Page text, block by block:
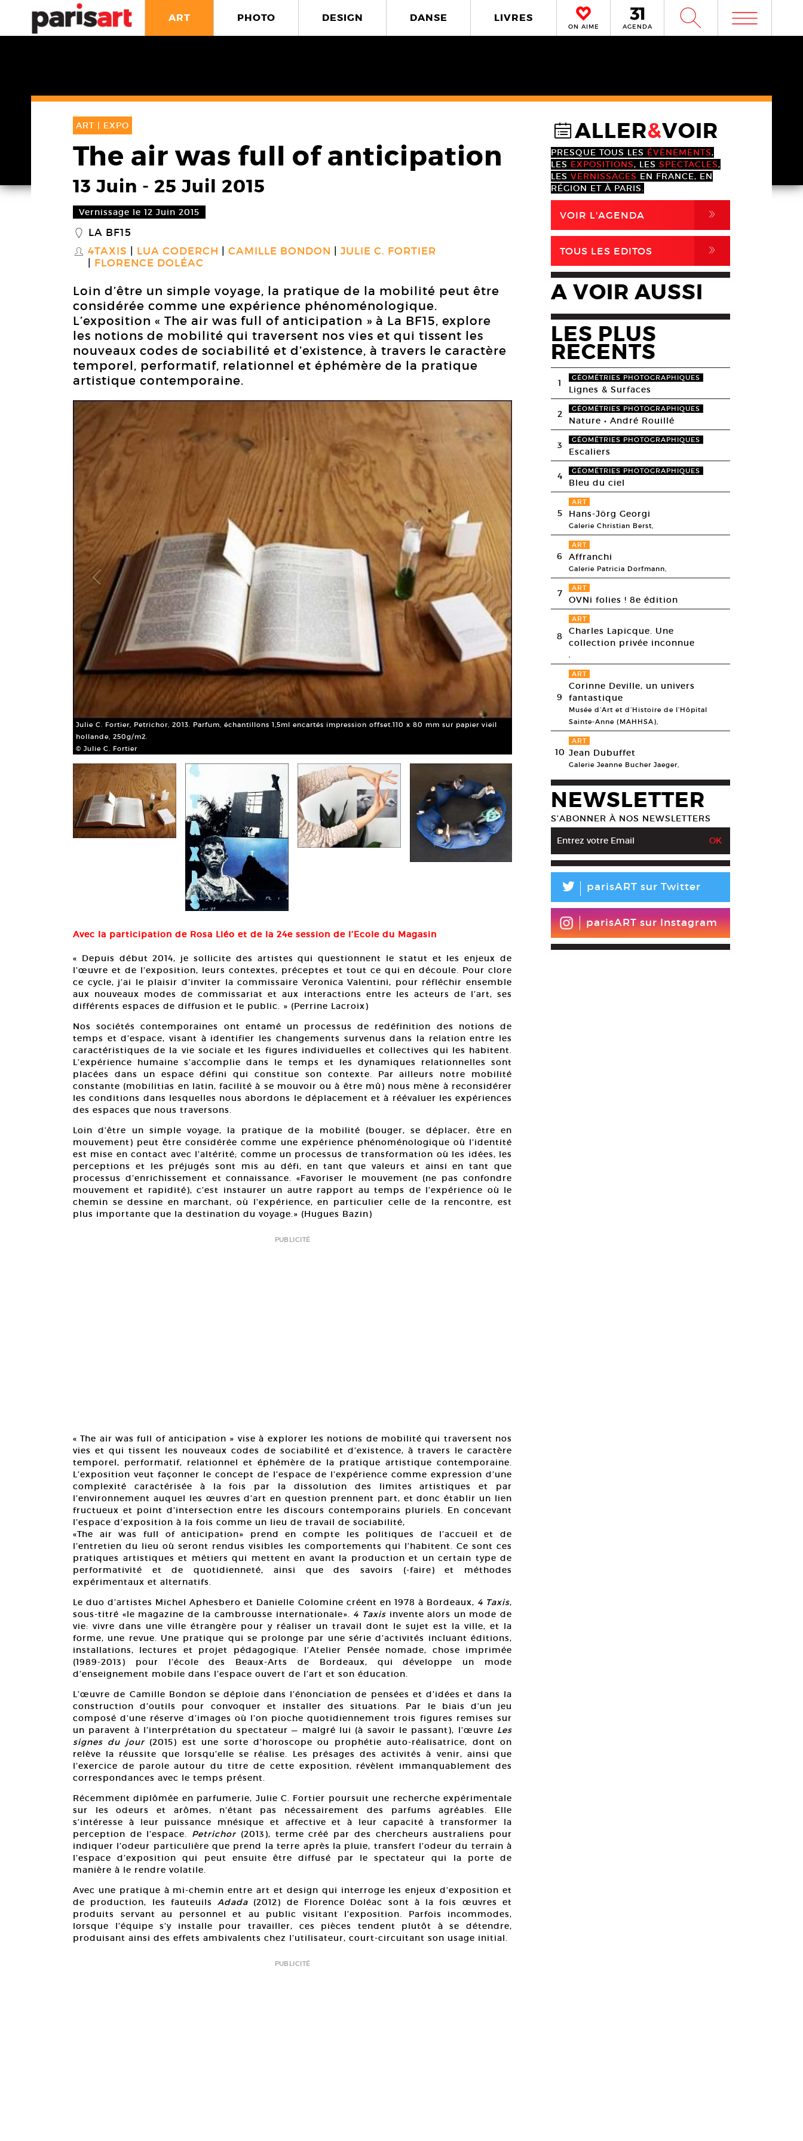
ART PHOTO DESIGN DANSE LIVRES
ON AIME AGENDA W m
ART | EXPO
The air was full of anticipation
13 Juin - 25 Juil 2015
Vernissage le 12 Juin 2015
_ LA BF15
S 4TAXIS LUA CODERCH CAMILLE BONDON
JULIE C. FORTIER
FLORENCE DOLÉAC
Loin d’être un simple voyage, la pratique de la mobilité peut être
considérée comme une expérience phénoménologique.
L’exposition « The air was full of anticipation » à La BF15, explore
les notions de mobilité qui traversent nos vies et qui tissent les
nouveaux codes de sociabilité et d’existence, à travers le caractère
temporel, performatif, relationnel et éphémère de la pratique
artistique contemporaine.
Julie C. Fortier, Petrichor, 2013. Parfum, échantillons 1,5ml encartés impression offset.110 x 80 mm sur papier vieil
hollande, 250g/m2.
© Julie C. Fortier
Avec la participation de Rosa Lléo et de la 24e session de l’Ecole du Magasin
« Depuis début 2014, je sollicite des artistes qui questionnent le statut et les enjeux de
l’œuvre et de l’exposition, leurs contextes, préceptes et tout ce qui en découle. Pour clore
ce cycle, j’ai le plaisir d’inviter la commissaire Veronica Valentini, pour réfléchir ensemble
aux nouveaux modes de commissariat et aux interactions entre les acteurs de l’art, ses
différents espaces de diffusion et le public. » (Perrine Lacroix)
Nos sociétés contemporaines ont entamé un processus de redéfinition des notions de
temps et d’espace, visant à identifier les changements survenus dans la relation entre les
caractéristiques de la vie sociale et les figures individuelles et collectives qui les habitent.
L’expérience humaine s’accomplie dans le temps et les dynamiques relationnelles sont
placées dans un espace défini qui constitue son contexte. Par ailleurs notre mobilité
constante (mobilitias en latin, facilité à se mouvoir ou à être mû) nous mène à reconsidérer
les conditions dans lesquelles nous abordons le déplacement et à réévaluer les expériences
des espaces que nous traversons.
Loin d’être un simple voyage, la pratique de la mobilité (bouger, se déplacer, être en
mouvement) peut être considérée comme une expérience phénoménologique où l’identité
est mise en contact avec l’altérité; comme un processus de transformation où les idées, les
perceptions et les préjugés sont mis au défi, en tant que valeurs et ainsi en tant que
processus d’enrichissement et connaissance. «Favoriser le mouvement (ne pas confondre
mouvement et rapidité), c’est instaurer un autre rapport au temps de l’expérience où le
chemin se dessine en marchant, où l’expérience, en particulier celle de la rencontre, est
plus importante que la destination du voyage.» (Hugues Bazin)
PUBLICITÉ
« The air was full of anticipation » vise à explorer les notions de mobilité qui traversent nos
vies et qui tissent les nouveaux codes de sociabilité et d’existence, à travers le caractère
temporel, performatif, relationnel et éphémère de la pratique artistique contemporaine.
L’exposition veut façonner le concept de l’espace de l’expérience comme expression d’une
complexité caractérisée à la fois par la dissolution des limites artistiques et par
l’environnement auquel les œuvres d’art en question prennent part, et donc établir un lien
fructueux et point d’intersection entre les discours contemporains pluriels. En concevant
l’espace d’exposition à la fois comme un lieu de travail de sociabilité,
«The air was full of anticipation» prend en compte les politiques de l’accueil et de
l’entretien du lieu où seront rendus visibles les comportements qui l’habitent. Ce sont ces
pratiques artistiques et métiers qui mettent en avant la production et un certain type de
performativité et de quotidienneté, ainsi que des savoirs (-faire) et méthodes
expérimentaux et alternatifs.
Le duo d’artistes Michel Aphesbero et Danielle Colomine créent en 1978 à Bordeaux, 4 Taxis,
sous-titré «le magazine de la cambrousse internationale». 4 Taxis invente alors un mode de
vie: vivre dans une ville étrangère pour y réaliser un travail dont le sujet est la ville, et la
forme, une revue. Une pratique qui se prolonge par une série d’activités incluant éditions,
installations, lectures et projet pédagogique: l’Atelier Pensée nomade, chose imprimée
(1989-2013) pour l’école des Beaux-Arts de Bordeaux, qui développe un mode
d’enseignement mobile dans l’espace ouvert de l’art et son éducation.
L’œuvre de Camille Bondon se déploie dans l’énonciation de pensées et d’idées et dans la
construction d’outils pour convoquer et installer des situations. Par le biais d’un jeu
composé d’une réserve d’images où l’on pioche quotidiennement trois figures remises sur
un paravent à l’interprétation du spectateur — malgré lui (à savoir le passant), l’œuvre Les
signes du jour (2015) est une sorte d’horoscope ou prophétie auto-réalisatrice, dont on
relève la réussite que lorsqu’elle se réalise. Les présages des activités à venir, ainsi que
l’exercice de parole autour du titre de cette exposition, révèlent immanquablement des
correspondances avec le temps présent.
Récemment diplômée en parfumerie, Julie C. Fortier poursuit une recherche expérimentale
sur les odeurs et arômes, n’étant pas nécessairement des parfums agréables. Elle
s’intéresse à leur puissance mnésique et affective et à leur capacité à transformer la
perception de l’espace. Petrichor (2013), terme créé par des chercheurs australiens pour
indiquer l’odeur particulière que prend la terre après la pluie, transfert l’odeur du terrain à
l’espace d’exposition qui peut ensuite être diffusé par le spectateur qui la porte de
manière à le rendre volatile.
Avec une pratique à mi-chemin entre art et design qui interroge les enjeux d’exposition et
de production, les fauteuils
Adada (2012) de Florence Doléac sont à la fois œuvres et
produits servant au personnel et au public visitant l’exposition. Parfois incommodes,
lorsque l’équipe s’y installe pour travailler, ces pièces tendent plutôt à se détendre,
produisant ainsi des effets ambivalents chez l’utilisateur, court-circuitant son usage initial.
PUBLICITÉ
@ALLER&VOIR
PRESQUE TOUS LES ÉVÈNEMENTS,
LES EXPOSITIONS, LES SPECTACLES,
LES VERNISSAGES EN FRANCE, EN
RÉGION ET À PARIS.
VOIR L'AGENDA ,
TOUS LES EDITOS ,
A VOIR AUSSI
LES PLUS
RECENTS
1 GÉOMÉTRIES PHOTOGRAPHIQUES
Lignes & Surfaces
2 GÉOMÉTRIES PHOTOGRAPHIQUES
Nature • André Rouillé
3 GÉOMÉTRIES PHOTOGRAPHIQUES
Escaliers
4 GÉOMÉTRIES PHOTOGRAPHIQUES
Bleu du ciel
5
ART
Hans-Jörg Georgi
Galerie Christian Berst,
6
ART
Affranchi
Galerie Patricia Dorfmann,
7 ART
OVNi folies ! 8e édition
8
ART
Charles Lapicque. Une
collection privée inconnue
,
9
ART
Corinne Deville, un univers
fantastique
Musée d’Art et d’Histoire de l’Hôpital
Sainte-Anne (MAHHSA),
10
ART
Jean Dubuffet
Galerie Jeanne Bucher Jaeger,
NEWSLETTER
S’ABONNER À NOS NEWSLETTERS
L parisART sur Twitter
parisART sur Instagram